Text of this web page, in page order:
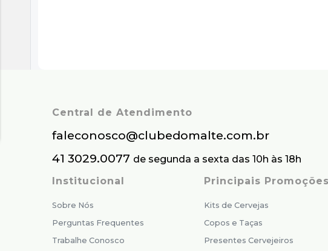
Central de Atendimento
faleconosco@clubedomalte.com.br
41 3029.0077 de segunda a sexta das 10h às 18h
Institucional
Sobre Nós
Perguntas Frequentes
Trabalhe Conosco
Principais Promoções
Kits de Cervejas
Copos e Taças
Presentes Cervejeiros